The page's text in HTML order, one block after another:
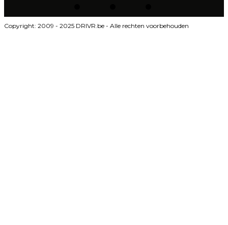
Copyright: 2009 - 2025 DRIVR.be - Alle rechten voorbehouden